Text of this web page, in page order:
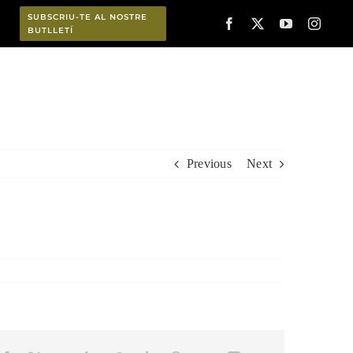
SUBSCRIU-TE AL NOSTRE
BUTLLETÍ
Previous Next